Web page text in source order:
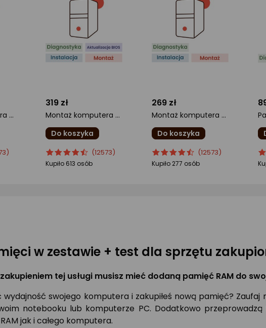
Montaż komputera Standard
319 zł
Montaż komputera Premium
Do koszyka
ocena
produktu
Ocena
produktu
(12573)
Kupiło 613 osób
269 zł
Montaż komputera Komfort
Do koszyka
ocena
produktu
Ocena
produktu
(12573)
Kupiło 277 osób
w zestawie + test dla sprzętu
zakupieniem tej usługi musisz mieć dodaną pamięć RAM do
wydajność swojego komputera i zakupiłeś nową pamięć?
notebooku lub komputerze PC. Dodatkowo
jak i całego komputera.